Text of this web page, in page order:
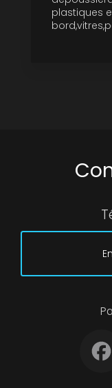
plastiques